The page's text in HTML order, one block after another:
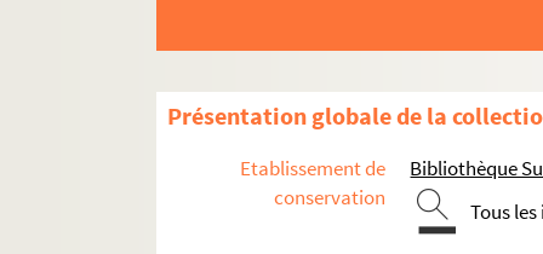
Présentation globale de la
Etablissement de
conservation
Bibliothèque
Tous
448. Recueil
450. Recueil
451. Summa magistri Thomæ de Capua de